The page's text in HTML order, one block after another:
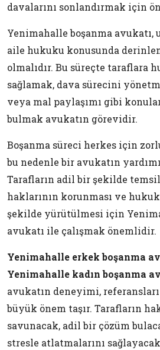
davalarını sonlandırmak için
Yenimahalle boşanma avukatı,
aile hukuku konusunda
olmalıdır. Bu süreçte taraflara
sağlamak, dava sürecini
veya mal paylaşımı gibi
bulmak avukatın görevidir.
Boşanma süreci herkes için
bu nedenle bir avukatın
Tarafların adil bir şekilde
haklarının korunması ve
şekilde yürütülmesi için
avukatı ile çalışmak önemlidir.
Yenimahalle erkek boşanma
Yenimahalle kadın boşanma
avukatın deneyimi,
büyük önem taşır. Tarafların
savunacak, adil bir çözüm
stresle atlatmalarını